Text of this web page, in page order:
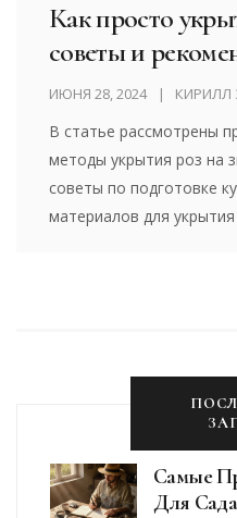
Как просто
советы и
ИЮНЯ 28, 2024 КИРИЛЛ
В статье рассмотрены
методы укрытия роз на
советы по подготовке
материалов для
Самые
Для